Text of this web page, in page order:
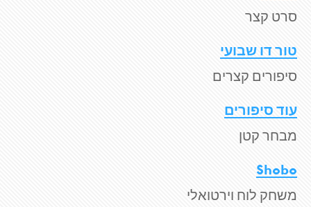
סרט קצר
טור דו שבועי
סיפורים קצרים
עוד סיפורים
מבחר קטן
Shobo
משחק לוח וירטואלי